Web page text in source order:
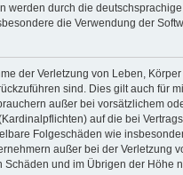
werden durch die
die Verwendung der
der Verletzung von Leben,
sind. Dies gilt auch für
außer bei vorsätzlichem
auf die bei
Folgeschäden wie
außer bei der Verletzung
und im Übrigen der Höhe